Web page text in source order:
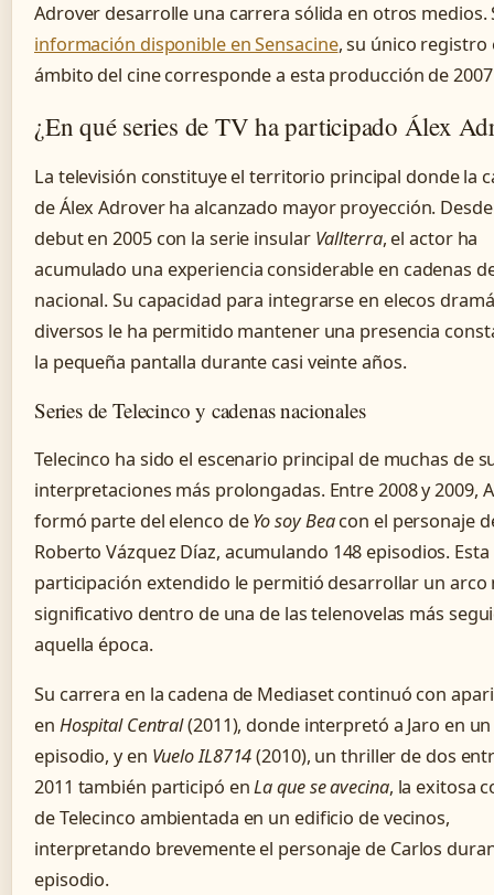
Adrover desarrolle una carrera sólida en otros medios.
información disponible en Sensacine, su único registro
ámbito del cine corresponde a esta producción de
¿En qué series de TV ha participado Álex
La televisión constituye el territorio principal donde la
de Álex Adrover ha alcanzado mayor proyección.
debut en 2005 con la serie insular Vallterra, el actor ha
acumulado una experiencia considerable en cadenas
nacional. Su capacidad para integrarse en elecos
diversos le ha permitido mantener una presencia
la pequeña pantalla durante casi veinte años.
Series de Telecinco y cadenas nacionales
Telecinco ha sido el escenario principal de muchas de
interpretaciones más prolongadas. Entre 2008 y 2009,
formó parte del elenco deYo soy Beacon el personaje
Roberto Vázquez Díaz, acumulando 148 episodios. Esta
participación extendido le permitió desarrollar un arco
significativo dentro de una de las telenovelas más
aquella época.
Su carrera en la cadena de Mediaset continuó con
en Hospital Central(2011), donde interpretó a Jaro en un
episodio, y en Vuelo IL8714(2010), un thriller de dos
2011 también participó enLa que se avecina, la exitosa
de Telecinco ambientada en un edificio de vecinos,
interpretando brevemente el personaje de Carlos
episodio.